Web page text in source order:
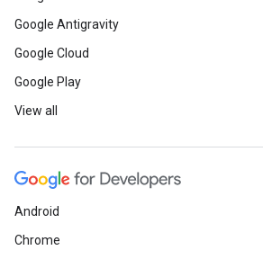
Google Antigravity
Google Cloud
Google Play
View all
Android
Chrome